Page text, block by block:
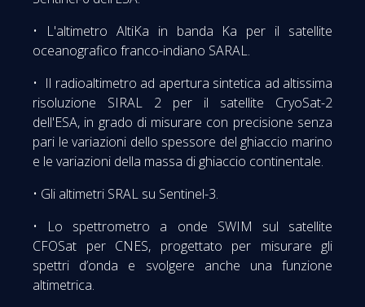
• L'altimetro AltiKa in banda Ka per il satellite
oceanografico franco-indiano SARAL.
• Il radioaltimetro ad apertura sintetica ad altissima
risoluzione SIRAL 2 per il satellite CryoSat-2
dell'ESA, in grado di misurare con precisione senza
pari le variazioni dello spessore del ghiaccio marino
e le variazioni della massa di ghiaccio continentale.
• Gli altimetri SRAL su Sentinel-3.
• Lo spettrometro a onde SWIM sul satellite
CFOSat per CNES, progettato per misurare gli
spettri d’onda e svolgere anche una funzione
altimetrica.